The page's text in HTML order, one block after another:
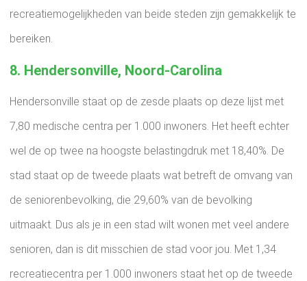
recreatiemogelijkheden van beide steden zijn gemakkelijk te
bereiken.
8. Hendersonville, Noord-Carolina
Hendersonville staat op de zesde plaats op deze lijst met
7,80 medische centra per 1.000 inwoners. Het heeft echter
wel de op twee na hoogste belastingdruk met 18,40%. De
stad staat op de tweede plaats wat betreft de omvang van
de seniorenbevolking, die 29,60% van de bevolking
uitmaakt. Dus als je in een stad wilt wonen met veel andere
senioren, dan is dit misschien de stad voor jou. Met 1,34
recreatiecentra per 1.000 inwoners staat het op de tweede